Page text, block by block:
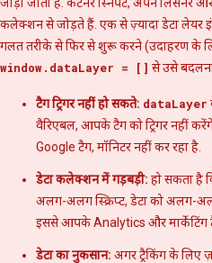
कलेक्शन से जोड़ते हैं. एक से ज़्यादा डेटा लेयर
गलत तरीके से फिर से शुरू करने (उदाहरण के
window.dataLayer = [] से उसे
टैग ट्रिगर नहीं हो सकते: dataLayer
वैरिएबल, आपके टैग को ट्रिगर नहीं
Google टैग, मॉनिटर नहीं कर रहा है.
डेटा कलेक्शन में गड़बड़ी: हो सकता है
अलग-अलग स्क्रिप्ट, डेटा को अलग-
इससे आपके Analytics और मार्केटिंग
डेटा का नुकसान: अगर ट्रैकिंग के लिए